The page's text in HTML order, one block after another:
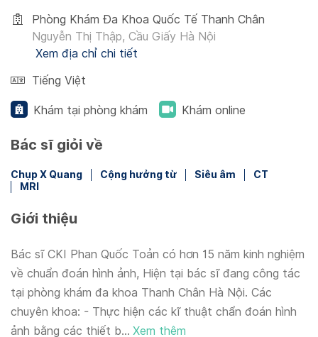
Phòng Khám Đa Khoa Quốc Tế Thanh Chân
Nguyễn Thị Thập, Cầu Giấy Hà Nội
Xem địa chỉ chi tiết
Tiếng Việt
Khám tại phòng khám Khám online
Bác sĩ giỏi về
Chụp X Quang Cộng hưởng từ Siêu âm
CT
MRI
Giới thiệu
Bác sĩ CKI Phan Quốc Toản có hơn 15 năm kinh nghiệm
về chuẩn đoán hình ảnh, Hiện tại bác sĩ đang công tác
tại phòng khám đa khoa Thanh Chân Hà Nội. Các
chuyên khoa: - Thực hiện các kĩ thuật chẩn đoán hình
ảnh bằng các thiết b... Xem thêm